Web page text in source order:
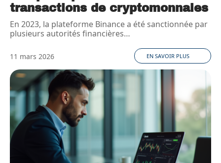
transactions de cryptomonnaies
En 2023, la plateforme Binance a été sanctionnée par
plusieurs autorités financières…
11 mars 2026 EN SAVOIR PLUS